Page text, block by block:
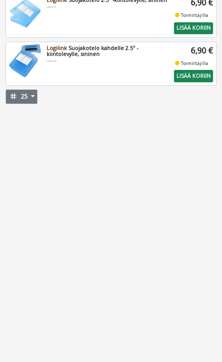
UA0131 6,90 €
fiber_manual_recordToimittajilla
LISÄÄ KORIIN
Logilink Suojakotelo kahdelle 2.5" -
kiintolevylle, sininen
UA0132
6,90 €
fiber_manual_recordToimittajilla
LISÄÄ KORIIN
tag 25